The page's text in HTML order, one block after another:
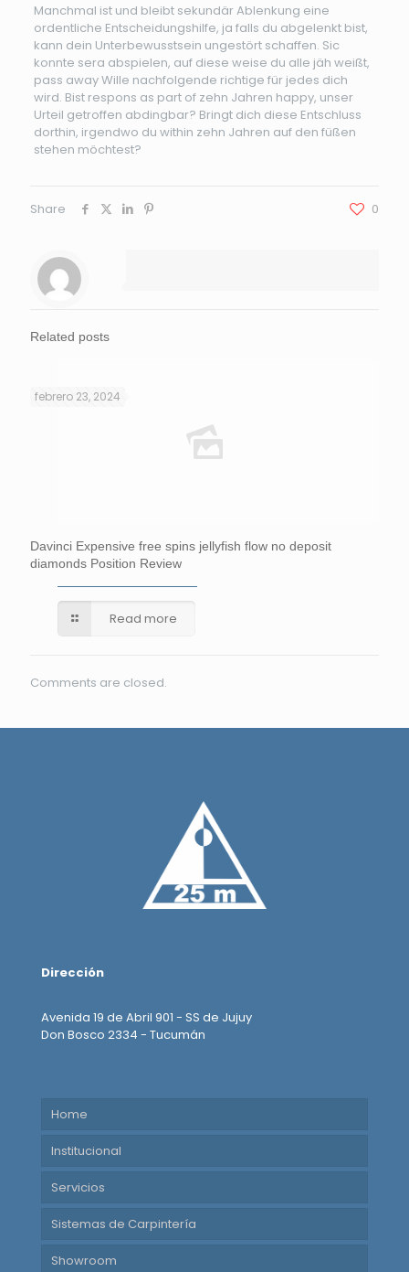
Manchmal ist und bleibt sekundär Ablenkung eine
ordentliche Entscheidungshilfe, ja falls du abgelenkt bist,
kann dein Unterbewusstsein ungestört schaffen. Sic
konnte sera abspielen, auf diese weise du alle jäh weißt,
pass away Wille nachfolgende richtige für jedes dich
wird. Bist respons as part of zehn Jahren happy, unser
Urteil getroffen abdingbar? Bringt dich diese Entschluss
dorthin, irgendwo du within zehn Jahren auf den füßen
stehen möchtest?
Share 0
Related posts
febrero 23, 2024
Davinci Expensive free spins jellyfish flow no deposit
diamonds Position Review
Read more
Comments are closed.
Dirección
Avenida 19 de Abril 901 - SS de Jujuy
Don Bosco 2334 - Tucumán
Home
Institucional
Servicios
Sistemas de Carpintería
Showroom